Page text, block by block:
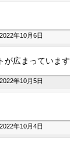
2022年10月6日
が広まっています
2022年10月5日
2022年10月4日